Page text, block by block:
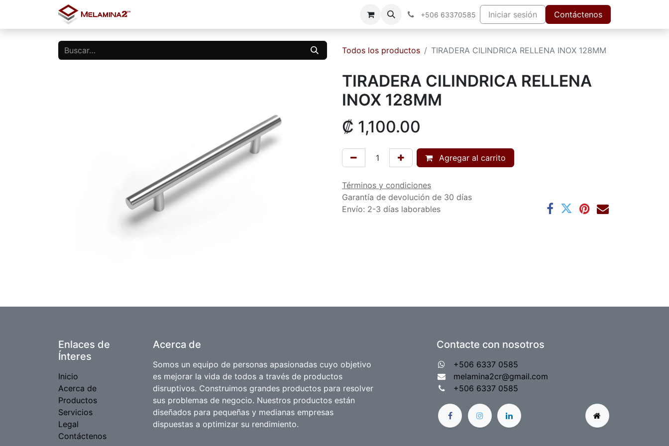
+506 63370585 Iniciar sesión Contáctenos
Todos los productos TIRADERA CILINDRICA RELLENA INOX 128MM
TIRADERA CILINDRICA RELLENA
INOX 128MM
₡ 1,100.00
Agregar al carrito
Términos y condiciones
Garantía de devolución de 30 días
Envío: 2-3 días laborables
Enlaces de
Ínteres
Inicio
Acerca de
Productos
Servicios
Legal
Contáctenos
Acerca de
Somos un equipo de personas apasionadas cuyo objetivo
es mejorar la vida de todos a través de productos
disruptivos. Construimos grandes productos para resolver
sus problemas de negocio. Nuestros productos están
diseñados para pequeñas y medianas empresas
dispuestas a optimizar su rendimiento.
Contacte con nosotros
+506 6337 0585
melamina2cr@gmail.com
+506 6337 0585